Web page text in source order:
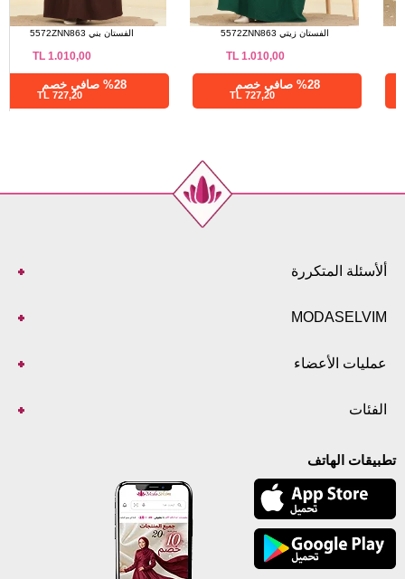
الفستان زيتي 5572ZNN863
1.010,00
TL
727,20 TL
الفستان كحلي 376ASN888
4.375,03
TL
1050,01 TL
ألأسئلة المتكررة
MODASELVIM
عمليات الأعضاء
الفئات
تطبيقات الهاتف